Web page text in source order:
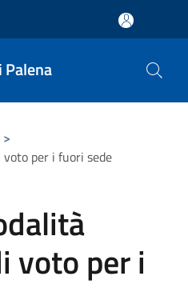
Palena
>
per i fuori sede
voto per i